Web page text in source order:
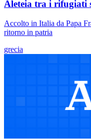
Aleteia tra i rifugiati
Accolto in Italia da Papa
ritorno in patria
grecia